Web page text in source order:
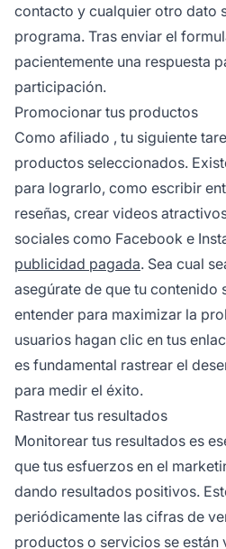
contacto y cualquier otro dato
programa. Tras enviar el
pacientemente una respuesta
participación.
Promocionar tus productos
Como afiliado , tu siguiente
productos seleccionados.
para lograrlo, como escribir
reseñas, crear videos
sociales como Facebook e
publicidad pagada. Sea cual
asegúrate de que tu contenido
entender para maximizar la
usuarios hagan clic en tus
es fundamental rastrear el
para medir el éxito.
Rastrear tus resultados
Monitorear tus resultados es
que tus esfuerzos en el
dando resultados positivos.
periódicamente las cifras de
productos o servicios se están